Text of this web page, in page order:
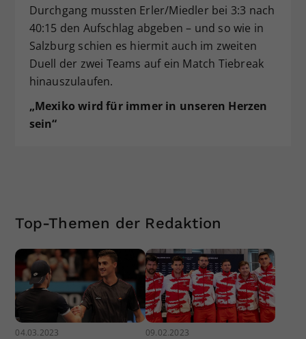
Durchgang mussten Erler/Miedler bei 3:3 nach
40:15 den Aufschlag abgeben – und so wie in
Salzburg schien es hiermit auch im zweiten
Duell der zwei Teams auf ein Match Tiebreak
hinauszulaufen.
„Mexiko wird für immer in unseren Herzen
sein“
Top-Themen der Redaktion
04.03.2023 09.02.2023